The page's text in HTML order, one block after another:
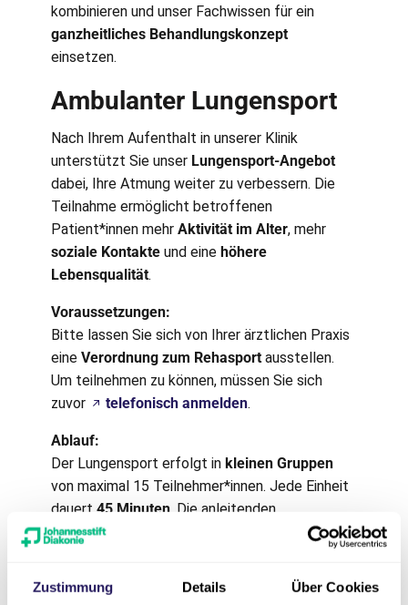
Zustimmung Details Über Cookies
kombinieren und unser Fachwissen für ein
ganzheitliches Behandlungskonzept
einsetzen.
Ambulanter Lungensport
Nach Ihrem Aufenthalt in unserer Klinik
unterstützt Sie unser Lungensport-Angebot
dabei, Ihre Atmung weiter zu verbessern. Die
Teilnahme ermöglicht betroffenen
Patient*innen mehr Aktivität im Alter, mehr
soziale Kontakte und eine höhere
Lebensqualität.
Voraussetzungen:
Bitte lassen Sie sich von Ihrer ärztlichen Praxis
eine Verordnung zum Rehasport ausstellen.
Um teilnehmen zu können, müssen Sie sich
zuvor
telefonisch anmelden.
Ablauf:
Der Lungensport erfolgt in kleinen Gruppen
von maximal 15 Teilnehmer*innen. Jede Einheit
dauert 45 Minuten . Die anleitenden
Physiotherapeut*innen berücksichtigen dabei
selbstverständlich Ihre persönliche Diagnose
und Behandlung.